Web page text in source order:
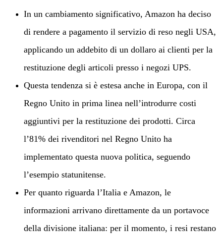
In un cambiamento significativo, Amazon ha deciso
di rendere a pagamento il servizio di reso negli USA,
applicando un addebito di un dollaro ai clienti per la
restituzione degli articoli presso i negozi UPS.
Questa tendenza si è estesa anche in Europa, con il
Regno Unito in prima linea nell’introdurre costi
aggiuntivi per la restituzione dei prodotti. Circa
l’81% dei rivenditori nel Regno Unito ha
implementato questa nuova politica, seguendo
l’esempio statunitense.
Per quanto riguarda l’Italia e Amazon, le
informazioni arrivano direttamente da un portavoce
della divisione italiana: per il momento, i resi restano